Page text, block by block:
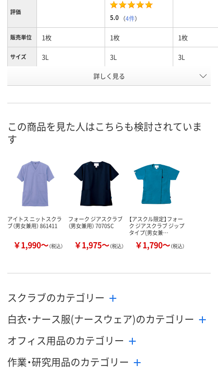
評価
5.0 （4件）
販売単位 1枚 1枚 1枚
サイズ 3L 3L 3L
ダークネイビー ネイビー
号
お届け日
数量
カゴへ
数量
カゴへ
詳しく見る
この商品を見た人はこちらも検討されていま
す
アイトス ニットスクラ
ブ（男女兼用） 861411
￥1,990～（税込）
フォーク ジアスクラブ
（男女兼用） 7070SC
￥1,975～（税込）
【アスクル限定】フォー
ク ジアスクラブ ジップ
タイプ(男女兼…
￥1,790～（税込）
スクラブのカテゴリー
白衣・ナース服(ナースウェア)のカテゴリー
オフィス用品のカテゴリー
作業・研究用品のカテゴリー